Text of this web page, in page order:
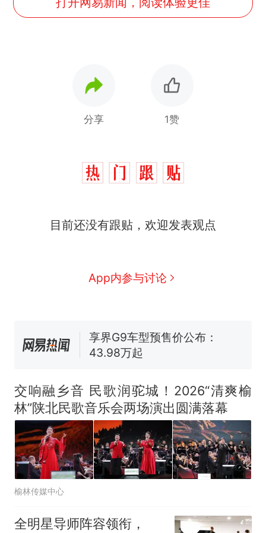
分享 1赞
目前还没有跟贴，欢迎发表观点
App内参与讨论
热
那个在床头放菜刀的女孩，
号，仅凭视频评出？中国烹饪
佛山一中学招聘物理教师，笔
试前13名均遭淘汰？教育局：
享界G9车型预售价公布：
43.98万起
因老师一句“跟我回家”改写了
人生
交响融乡音 民歌润驼城！2026“清爽榆
林”陕北民歌音乐会两场演出圆满落幕
榆林传媒中心
全明星导师阵容领衔，